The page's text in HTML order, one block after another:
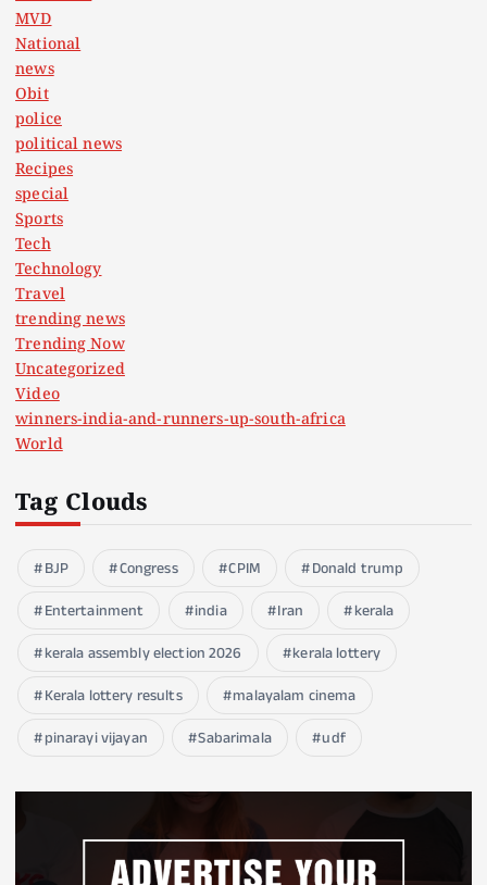
MVD
National
news
Obit
police
political news
Recipes
special
Sports
Tech
Technology
Travel
trending news
Trending Now
Uncategorized
Video
winners-india-and-runners-up-south-africa
World
Tag Clouds
BJP Congress CPIM
Donald trump
Entertainment
india Iran
kerala
kerala assembly election 2026
kerala lottery
Kerala lottery results
malayalam cinema
pinarayi vijayan
Sabarimala udf